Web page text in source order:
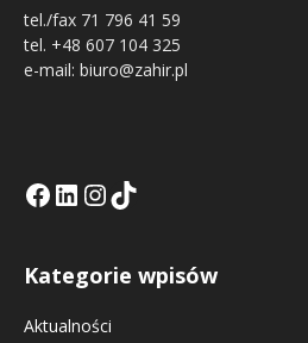
tel./fax 71 796 41 59
tel. +48 607 104 325
e-mail: biuro@zahir.pl
Facebook
LinkedIn
Tik Tok KEInstagramm KE
Kategorie wpisów
Aktualności